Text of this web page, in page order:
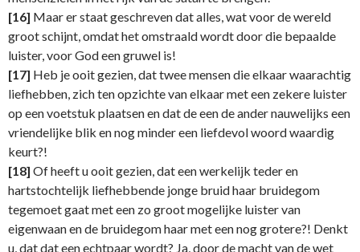
[16] Maar er staat geschreven dat alles, wat voor de wereld
groot schijnt, omdat het omstraald wordt door die bepaalde
luister, voor God een gruwel is!
[17] Heb je ooit gezien, dat twee mensen die elkaar waarachtig
liefhebben, zich ten opzichte van elkaar met een zekere luister
op een voetstuk plaatsen en dat de een de ander nauwelijks een
vriendelijke blik en nog minder een liefdevol woord waardig
keurt?!
[18] Of heeft u ooit gezien, dat een werkelijk teder en
hartstochtelijk liefhebbende jonge bruid haar bruidegom
tegemoet gaat met een zo groot mogelijke luister van
eigenwaan en de bruidegom haar met een nog grotere?! Denkt
u, dat dat een echtpaar wordt? Ja, door de macht van de wet